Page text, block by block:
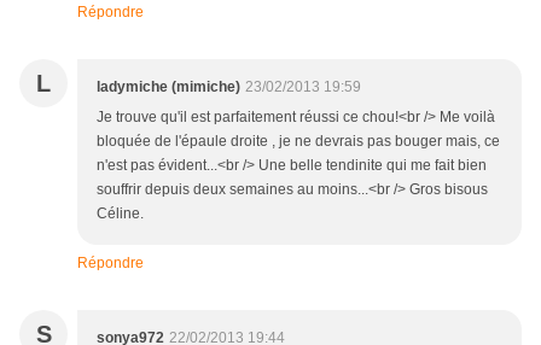
Répondre
L ladymiche (mimiche) 23/02/2013 19:59
Je trouve qu'il est parfaitement réussi ce chou!<br /> Me voilà
bloquée de l'épaule droite , je ne devrais pas bouger mais, ce
n'est pas évident...<br /> Une belle tendinite qui me fait bien
souffrir depuis deux semaines au moins...<br /> Gros bisous
Céline.
Répondre
S sonya972 22/02/2013 19:44